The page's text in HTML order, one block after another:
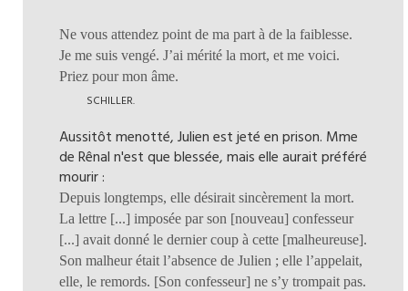
Ne vous attendez point de ma part à de la faiblesse.
Je me suis vengé. J’ai mérité la mort, et me voici.
Priez pour mon âme.
SCHILLER.
Aussitôt menotté, Julien est jeté en prison. Mme
de Rênal n'est que blessée, mais elle aurait préféré
mourir :
Depuis longtemps, elle désirait sincèrement la mort.
La lettre [...] imposée par son [nouveau] confesseur
[...] avait donné le dernier coup à cette [malheureuse].
Son malheur était l’absence de Julien ; elle l’appelait,
elle, le remords. [Son confesseur] ne s’y trompait pas.